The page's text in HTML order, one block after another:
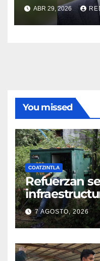
ABR 29, 2026
You missed
COATZINTLA
Refuerzan
7 AGOSTO, 2026